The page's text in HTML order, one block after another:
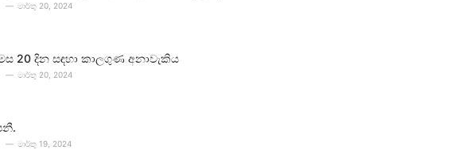
මාර්තු 20, 2024
20 දින සඳහා කාලගුණ අනාවැකිය
මාර්තු 20, 2024
මාර්තු 19, 2024